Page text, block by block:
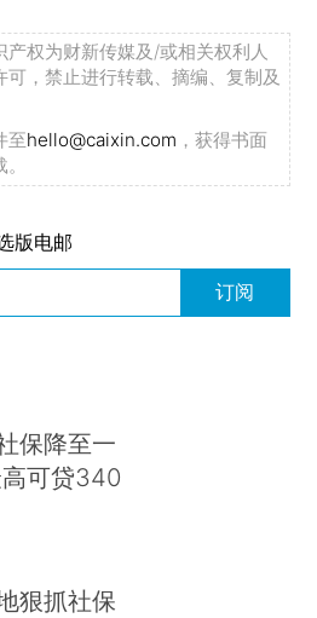
权为财新传媒及/或相关权利人
，禁止进行转载、摘编、复制及
至hello@caixin.com ，获得书面
版电邮
订阅
保降至一
可贷340
狠抓社保